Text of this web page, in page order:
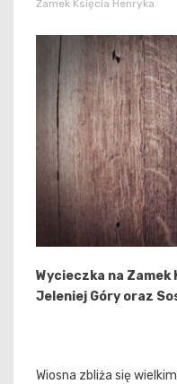
Zamek Księcia Henryka
Wycieczka na Zamek
Jeleniej Góry oraz
Wiosna zbliża się